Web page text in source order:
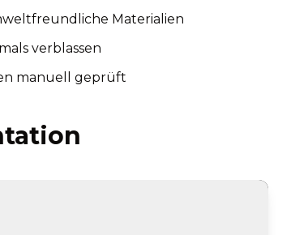
Materialien
verblassen
manuell geprüft